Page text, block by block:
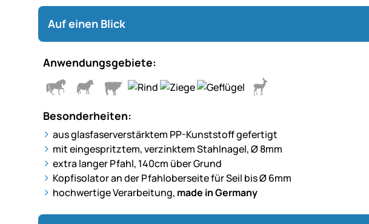
Auf einen Blick
Anwendungsgebiete:
Besonderheiten:
aus glasfaserverstärktem PP-Kunststoff gefertigt
mit eingespritztem, verzinktem Stahlnagel, Ø 8mm
extra langer Pfahl, 140cm über Grund
Kopfisolator an der Pfahloberseite für Seil bis Ø 6mm
hochwertige Verarbeitung, made in Germany